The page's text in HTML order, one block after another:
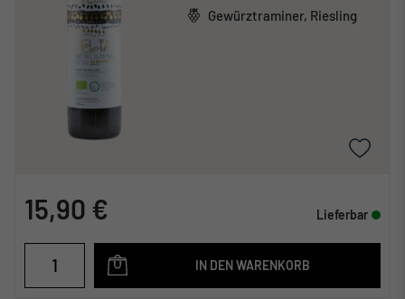
Gewürztraminer, Riesling
15,90 € Lieferbar
IN DEN WARENKORB